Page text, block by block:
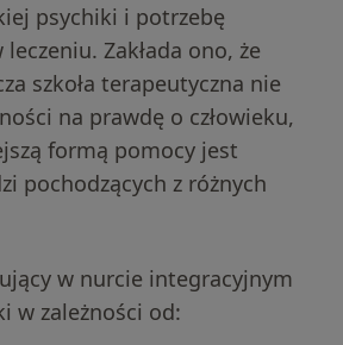
psychiki i potrzebę
Zakłada ono, że
szkoła terapeutyczna nie
na prawdę o człowieku,
formą pomocy jest
pochodzących z różnych
w nurcie integracyjnym
w zależności od: